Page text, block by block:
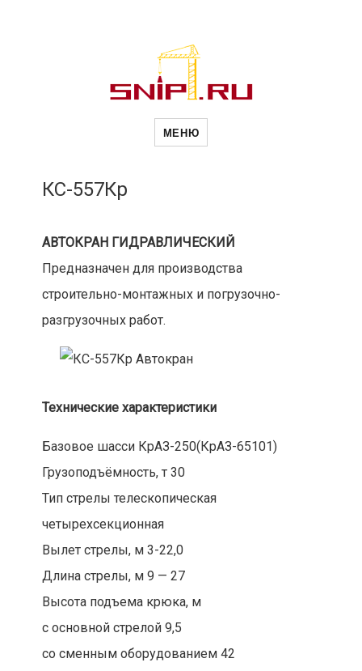
Новости
и
МЕНЮ
КС-557Кр
АВТОКРАН ГИДРАВЛИЧЕСКИЙ
Предназначен для производства
строительно-монтажных и погрузочно-
разгрузочных работ.
Технические характеристики
Базовое шасси КрАЗ-250(КрАЗ-65101)
Грузоподъёмность, т 30
Тип стрелы телескопическая
четырехсекционная
Вылет стрелы, м 3-22,0
Длина стрелы, м 9 — 27
Высота подъема крюка, м
с основной стрелой 9,5
со сменным оборудованием 42